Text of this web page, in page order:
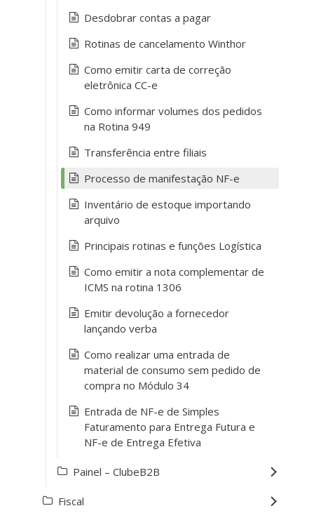
Desdobrar contas a pagar
Rotinas de cancelamento Winthor
Como emitir carta de correção
eletrônica CC-e
Como informar volumes dos pedidos
na Rotina 949
Transferência entre filiais
Processo de manifestação NF-e
Inventário de estoque importando
arquivo
Principais rotinas e funções Logística
Como emitir a nota complementar de
ICMS na rotina 1306
Emitir devolução a fornecedor
lançando verba
Como realizar uma entrada de
material de consumo sem pedido de
compra no Módulo 34
Entrada de NF-e de Simples
Faturamento para Entrega Futura e
NF-e de Entrega Efetiva
Painel – ClubeB2B
Fiscal